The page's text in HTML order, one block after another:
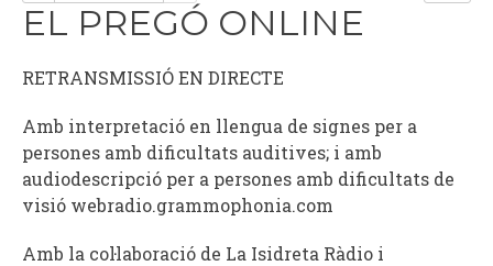
EL PREGÓ ONLINE
RETRANSMISSIÓ EN DIRECTE
Amb interpretació en llengua de signes per a
persones amb dificultats auditives; i amb
audiodescripció per a persones amb dificultats de
visió webradio.grammophonia.com
Amb la col·laboració de La Isidreta Ràdio i